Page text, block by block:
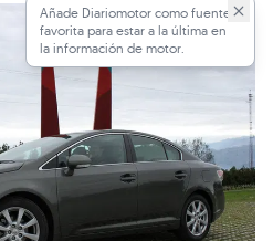
Añade Diariomotor como fuente
favorita para estar a la última en
la información de motor.